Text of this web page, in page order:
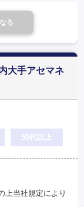
る
大手アセマネ
50代以上
上当社規定により